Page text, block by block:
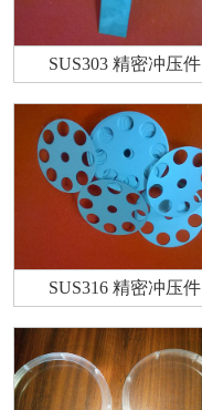
SUS303 精密冲压件
SUS316 精密冲压件